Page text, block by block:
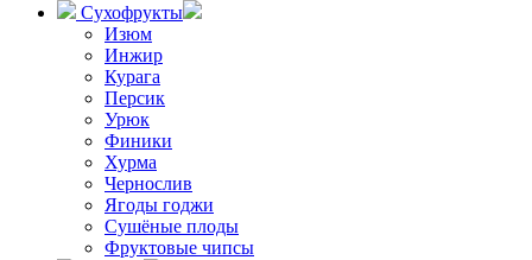
Сухофрукты
Изюм
Инжир
Курага
Персик
Урюк
Финики
Хурма
Чернослив
Ягоды годжи
Сушёные плоды
Фруктовые чипсы